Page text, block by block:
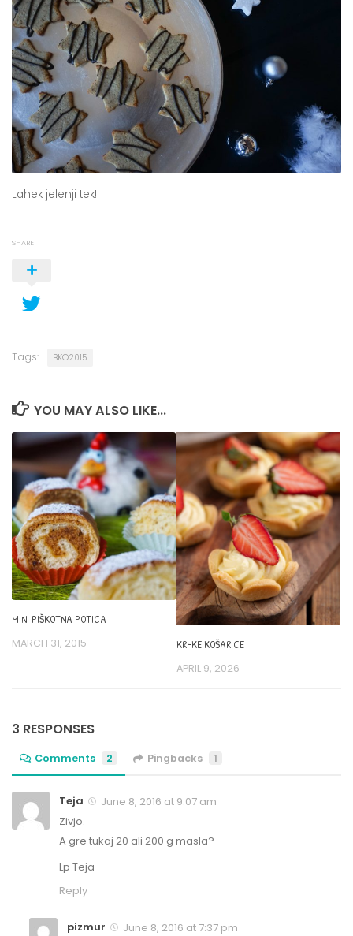
Lahek jelenji tek!
SHARE
Tags: BKO2015
YOU MAY ALSO LIKE...
MINI PIŠKOTNA POTICA
MARCH 31, 2015 KRHKE KOŠARICE
APRIL 9, 2026
3 RESPONSES
Comments 2 Pingbacks 1
Teja
June 8, 2016 at 9:07 am
Zivjo.
A gre tukaj 20 ali 200 g masla?
Lp Teja
Reply
pizmur
June 8, 2016 at 7:37 pm